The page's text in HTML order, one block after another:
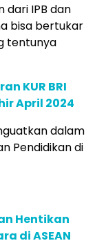
dari IPB dan
bisa bertukar
tentunya
KUR BRI
April 2024
dalam
Pendidikan di
Hentikan
di ASEAN